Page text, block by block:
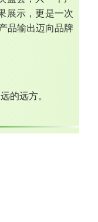
展示，更是一次
品输出迈向品牌
的远方。